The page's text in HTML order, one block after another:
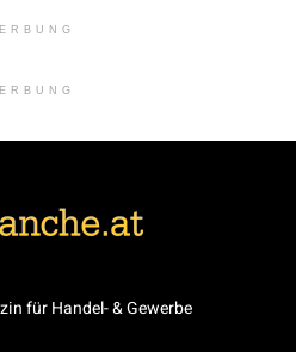
für Handel- & Gewerbe